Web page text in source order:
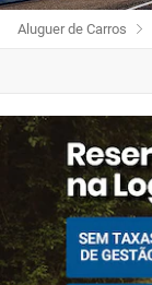
Aluguer de Carros